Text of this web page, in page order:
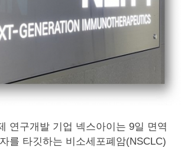
연구개발 기업 넥스아이는 9일 면역
를 타깃하는 비소세포폐암(NSCLC)